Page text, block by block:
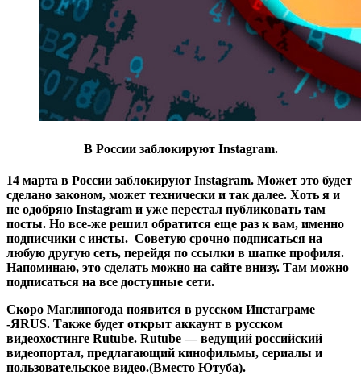
В России заблокируют Instagram.
14 марта в России заблокируют Instagram. Может это будет
сделано законом, может технически и так далее. Хоть я и
не одобряю Instagram и уже перестал публиковать там
посты. Но все-же решил обратится еще раз к вам, именно
подписчики с инсты. Советую срочно подписаться на
любую другую сеть, перейдя по ссылки в шапке профиля.
Напоминаю, это сделать можно на сайте внизу. Там можно
подписаться на все доступные сети.
Скоро Маглипогода появится в русском Инстаграме
-ЯRUS. Также будет открыт аккаунт в русском
видеохостинге Rutube. Rutube — ведущий российский
видеопортал, предлагающий кинофильмы, сериалы и
пользовательское видео.(Вместо Ютуба).